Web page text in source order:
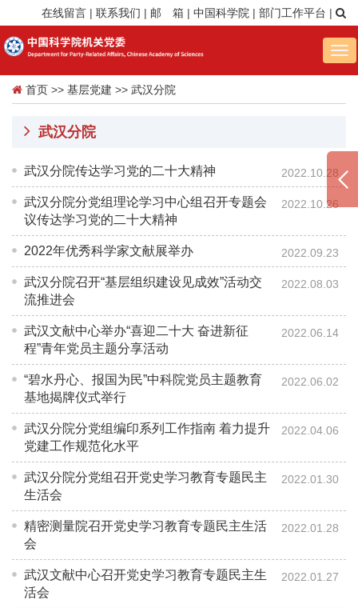
在线留言 | 联系我们 | 邮 箱 | 中国科学院 | 部门工作平台 |
首页 >> 基层党建 >> 武汉分院
武汉分院
武汉分院传达学习党的二十大精神 2022.10.28
武汉分院分党组理论学习中心组召开专题会
议传达学习党的二十大精神
2022.10.26
2022年优秀科学家文献展举办 2022.09.23
武汉分院召开“基层组织建设见成效”活动交
流推进会
2022.08.03
武汉文献中心举办“喜迎二十大 奋进新征
程”青年党员主题分享活动
2022.06.14
“碧水丹心、报国为民”中科院党员主题教育
基地揭牌仪式举行
2022.06.02
武汉分院分党组编印系列工作指南 着力提升
党建工作规范化水平
2022.04.06
武汉分院分党组召开党史学习教育专题民主
生活会
2022.01.30
精密测量院召开党史学习教育专题民主生活
会
2022.01.28
武汉文献中心召开党史学习教育专题民主生
活会
2022.01.27